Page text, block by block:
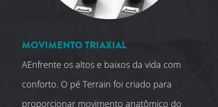
MOVIMENTO TRIAXIAL
AEnfrente os altos e baixos da vida com
conforto. O pé Terrain foi criado para
proporcionar movimento anatômico do